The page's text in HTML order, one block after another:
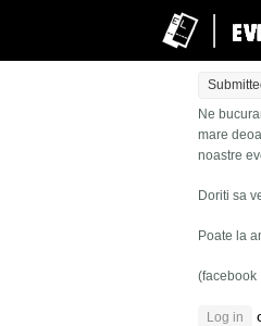
Ne
mare
noastre
Doriti sa
Poate la
(facebook
Log in